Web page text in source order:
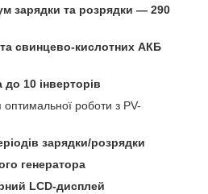
зарядки та розрядки — 290
свинцево-кислотних АКБ
10 інверторів
оптимальної роботи з PV-
зарядки/розрядки
генератора
LCD-дисплей